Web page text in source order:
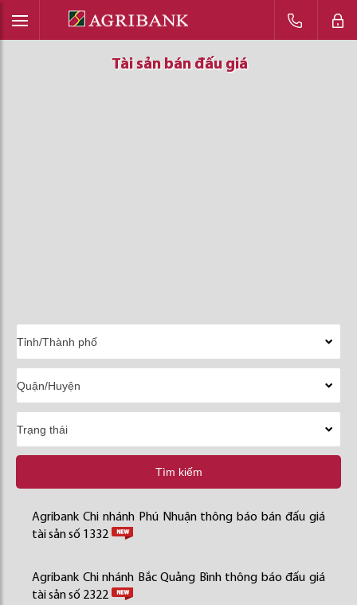
Tài sản bán đấu giá
Tài sản bán đấu giá
Tài sản bán đấu giá
Tìm kiếm
Agribank Chi nhánh Phú Nhuận thông báo bán đấu giá
tài sản số 1332
Agribank Chi nhánh Bắc Quảng Bình thông báo đấu giá
tài sản số 2322